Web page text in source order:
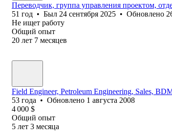
Переводчик, группа управления проектом,
51 год • Был 24 сентября 2025 • Обновлено
Не ищет работу
Общий опыт
20 лет 7 месяцев
Field Engineer, Petroleum Engineering, Sales,
53 года • Обновлено 1 августа 2008
4 000 $
Общий опыт
5 лет 3 месяца